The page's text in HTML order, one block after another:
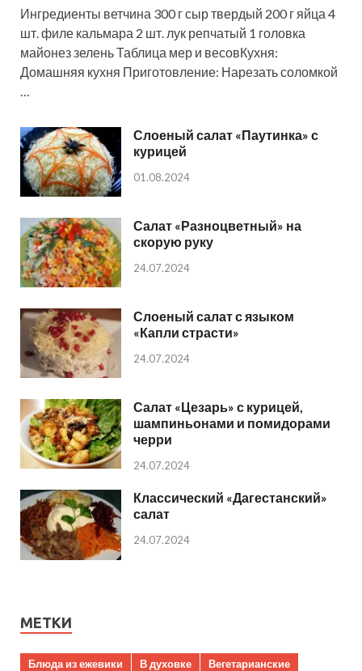
Ингредиенты ветчина 300 г сыр твердый 200 г яйца 4
шт. филе кальмара 2 шт. лук репчатый 1 головка
майонез зелень Таблица мер и весовКухня:
Домашняя кухня Приготовление: Нарезать соломкой
…
Слоеный салат «Паутинка» с
курицей
01.08.2024
Салат «Разноцветный» на
скорую руку
24.07.2024
Слоеный салат с языком
«Капли страсти»
24.07.2024
Салат «Цезарь» с курицей,
шампиньонами и помидорами
черри
24.07.2024
Классический «Дагестанский»
салат
24.07.2024
МЕТКИ
Блюда из ежевики В духовке
Вегетарианские